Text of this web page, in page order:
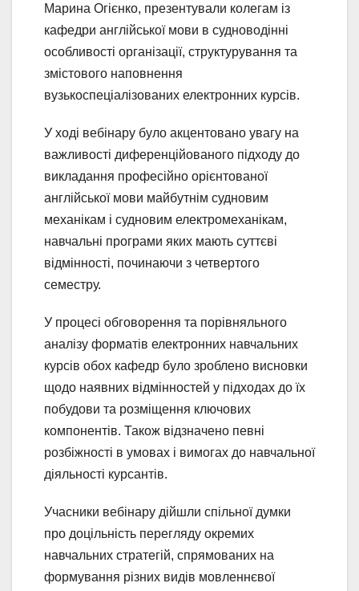
Марина Огієнко, презентували колегам із
кафедри англійської мови в судноводінні
особливості організації, структурування та
змістового наповнення
вузькоспеціалізованих електронних курсів.
У ході вебінару було акцентовано увагу на
важливості диференційованого підходу до
викладання професійно орієнтованої
англійської мови майбутнім судновим
механікам і судновим електромеханікам,
навчальні програми яких мають суттєві
відмінності, починаючи з четвертого
семестру.
У процесі обговорення та порівняльного
аналізу форматів електронних навчальних
курсів обох кафедр було зроблено висновки
щодо наявних відмінностей у підходах до їх
побудови та розміщення ключових
компонентів. Також відзначено певні
розбіжності в умовах і вимогах до навчальної
діяльності курсантів.
Учасники вебінару дійшли спільної думки
про доцільність перегляду окремих
навчальних стратегій, спрямованих на
формування різних видів мовленнєвої